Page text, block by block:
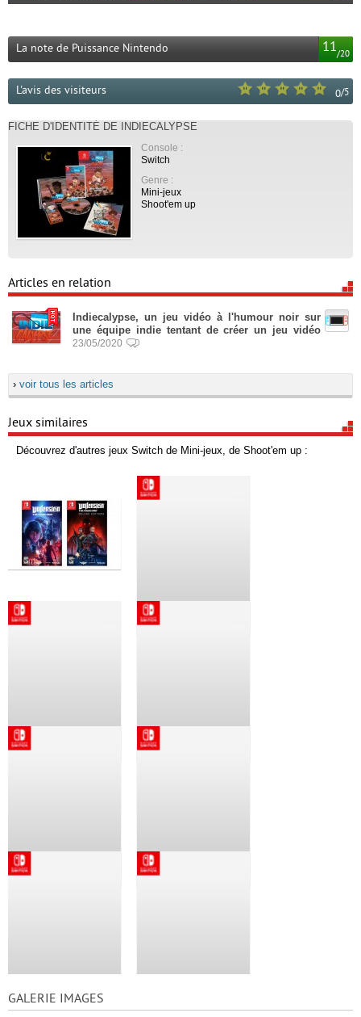
11/20
La note de Puissance Nintendo
0/5
L'avis des visiteurs
FICHE D'IDENTITÉ DE INDIECALYPSE
Console :
Switch
Genre :
Mini-jeux
Shoot'em up
Articles en relation
Indiecalypse, un jeu vidéo à l'humour noir sur
une équipe indie tentant de créer un jeu vidéo
23/05/2020
› voir tous les articles
Jeux similaires
Découvrez d'autres jeux Switch de Mini-jeux, de Shoot'em up :
GALERIE IMAGES